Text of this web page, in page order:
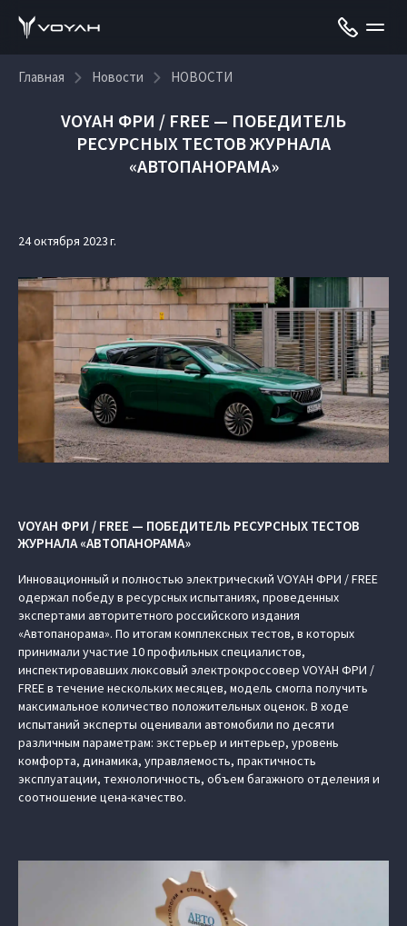
Главная Новости НОВОСТИ
VOYAH ФРИ / FREE — ПОБЕДИТЕЛЬ
РЕСУРСНЫХ ТЕСТОВ ЖУРНАЛА
«АВТОПАНОРАМА»
24 октября 2023 г.
VOYAH ФРИ / FREE — ПОБЕДИТЕЛЬ РЕСУРСНЫХ ТЕСТОВ
ЖУРНАЛА «АВТОПАНОРАМА»
Инновационный и полностью электрический VOYAH ФРИ / FREE
одержал победу в ресурсных испытаниях, проведенных
экспертами авторитетного российского издания
«Автопанорама». По итогам комплексных тестов, в которых
принимали участие 10 профильных специалистов,
инспектировавших люксовый электрокроссовер VOYAH ФРИ /
FREE в течение нескольких месяцев, модель смогла получить
максимальное количество положительных оценок. В ходе
испытаний эксперты оценивали автомобили по десяти
различным параметрам: экстерьер и интерьер, уровень
комфорта, динамика, управляемость, практичность
эксплуатации, технологичность, объем багажного отделения и
соотношение цена-качество.